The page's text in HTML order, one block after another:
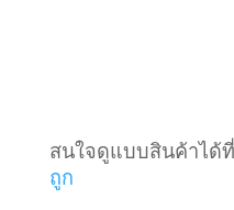
สนใจดูแบบสินค้าได้ที่
ถูก